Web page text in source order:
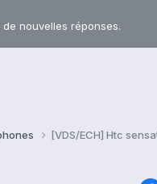
nouvelles réponses.
[VDS/ECH] Htc